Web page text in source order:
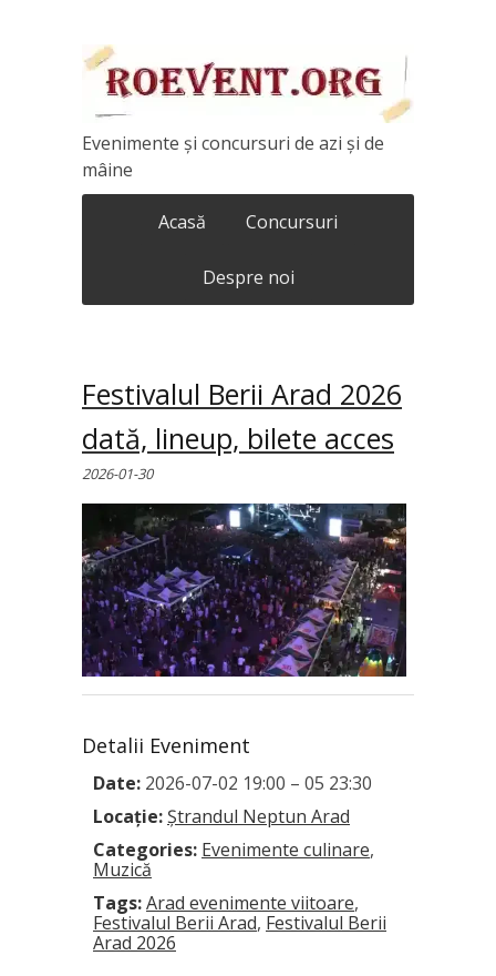
Evenimente și concursuri de azi și de
mâine
Acasă Concursuri
Despre noi
Festivalul Berii Arad 2026
dată, lineup, bilete acces
2026-01-30
Detalii Eveniment
Date: 2026-07-02 19:00 – 05 23:30
Locație: Ștrandul Neptun Arad
Categories: Evenimente culinare,
Muzică
Tags:Arad evenimente viitoare,
Festivalul Berii Arad, Festivalul Berii
Arad 2026